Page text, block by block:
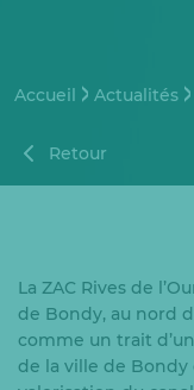
Accueil Actualités
Retour
La ZAC Rives de
de Bondy, au nord
comme un trait
de la ville de Bondy